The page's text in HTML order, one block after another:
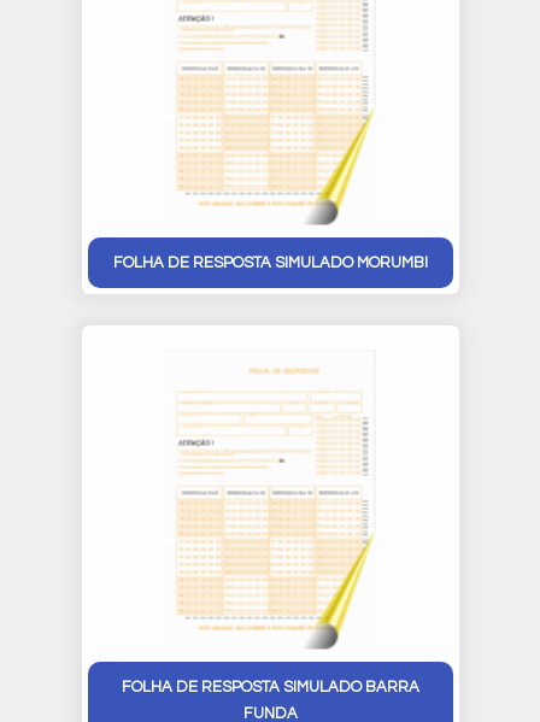
FOLHA DE RESPOSTA SIMULADO MORUMBI
FOLHA DE RESPOSTA SIMULADO BARRA
FUNDA